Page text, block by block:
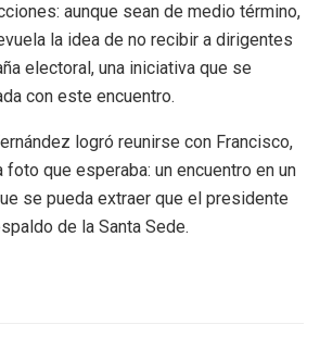
aunque sean de medio término,
la idea de no recibir a dirigentes
electoral, una iniciativa que se
con este encuentro.
logró reunirse con Francisco,
que esperaba: un encuentro en un
se pueda extraer que el presidente
de la Santa Sede.